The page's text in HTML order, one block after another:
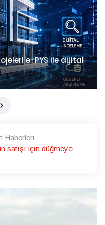
e-PYS ile dijital
Haberleri
satışı için düğmeye